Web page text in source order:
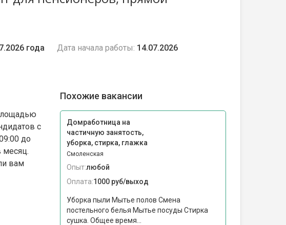
года Дата начала работы: 14.07.2026
с
до
месяц.
вам
Похожие вакансии
Домработница на
частичную занятость,
уборка, стирка, глажка
Смоленская
Опыт:любой
Оплата:1000 руб/выход
Уборка пыли Мытье полов Смена
постельного белья Мытье посуды Стирка
сушка. Общее время...